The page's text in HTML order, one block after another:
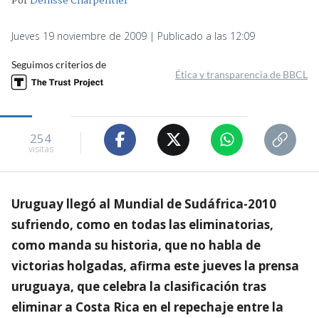
Jueves 19 noviembre de 2009 | Publicado a las 12:09
Seguimos criterios de
Ética y transparencia de BBCL
254
visitas
Uruguay llegó al Mundial de Sudáfrica-2010
sufriendo, como en todas las eliminatorias,
como manda su historia, que no habla de
victorias holgadas, afirma este jueves la prensa
uruguaya, que celebra la clasificación tras
eliminar a Costa Rica en el repechaje entre la